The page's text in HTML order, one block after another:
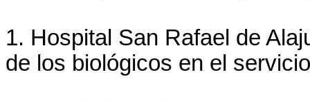
1. Hospital San Rafael de
de los biológicos en el